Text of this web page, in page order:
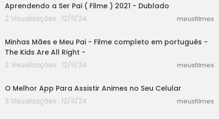
Aprendendo a Ser Pai ( Filme ) 2021 - Dublado
2 Visualizações . 12/11/24
meusfilmes
Minhas Mães e Meu Pai - Filme completo em português -
The Kids Are All Right -
2 Visualizações . 12/11/24
meusfilmes
O Melhor App Para Assistir Animes no Seu Celular
3 Visualizações . 12/11/24
meusfilmes